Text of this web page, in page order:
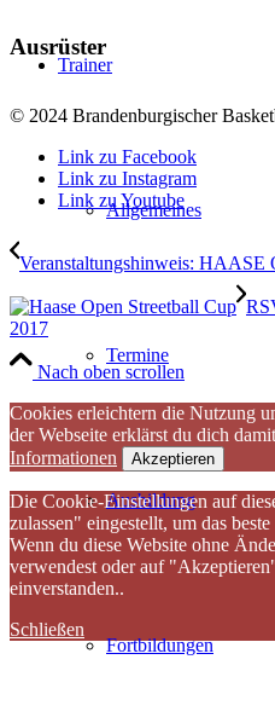
Trainer
Allgemeines
Termine
Ausbildung
Fortbildungen
Ausrüster
© 2024 Brandenburgischer
Link zu Facebook
Link zu Instagram
Link zu Youtube
Veranstaltungshinweis: HAASE
2017
Nach oben scrollen
Cookies erleichtern die Nutzung
der Webseite erklärst du dich
Informationen
Akzeptieren
Die Cookie-Einstellungen auf
zulassen" eingestellt, um das
Wenn du diese Website ohne
verwendest oder auf
einverstanden..
Schließen